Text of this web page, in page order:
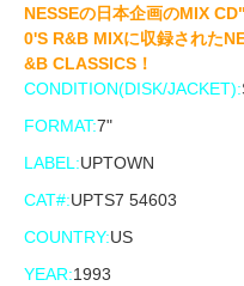
NESSEの日本企画のMIX
0'S R&B MIXに収録された
&B CLASSICS！
CONDITION(DISK/JACKET):
FORMAT:7"
LABEL:UPTOWN
CAT#:UPTS7 54603
COUNTRY:US
YEAR:1993